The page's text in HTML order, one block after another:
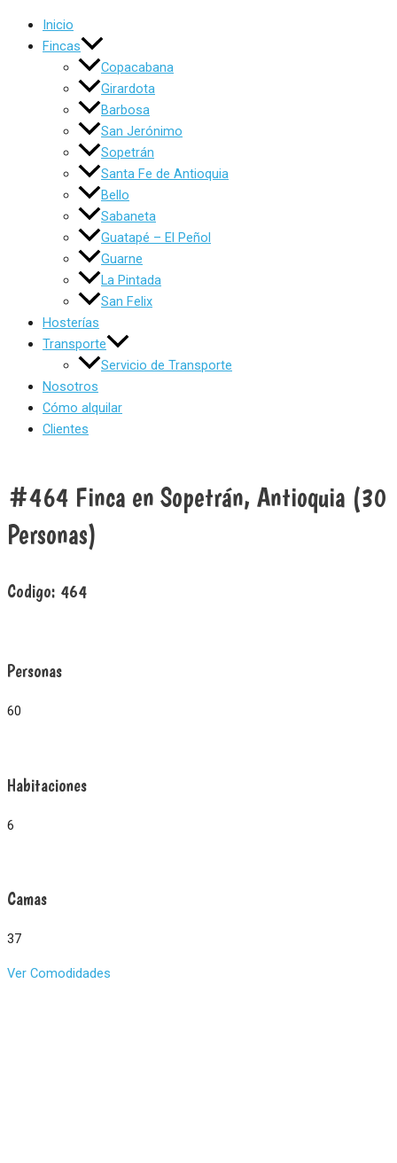
Inicio
Fincas
Copacabana
Girardota
Barbosa
San Jerónimo
Sopetrán
Santa Fe de Antioquia
Bello
Sabaneta
Guatapé – El Peñol
Guarne
La Pintada
San Felix
Hosterías
Transporte
Servicio de Transporte
Nosotros
Cómo alquilar
Clientes
#464 Finca en Sopetrán, Antioquia (30
Personas)
Codigo: 464
Personas
60
Habitaciones
6
Camas
37
Ver Comodidades